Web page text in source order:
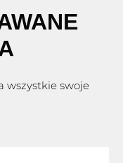
wszystkie swoje